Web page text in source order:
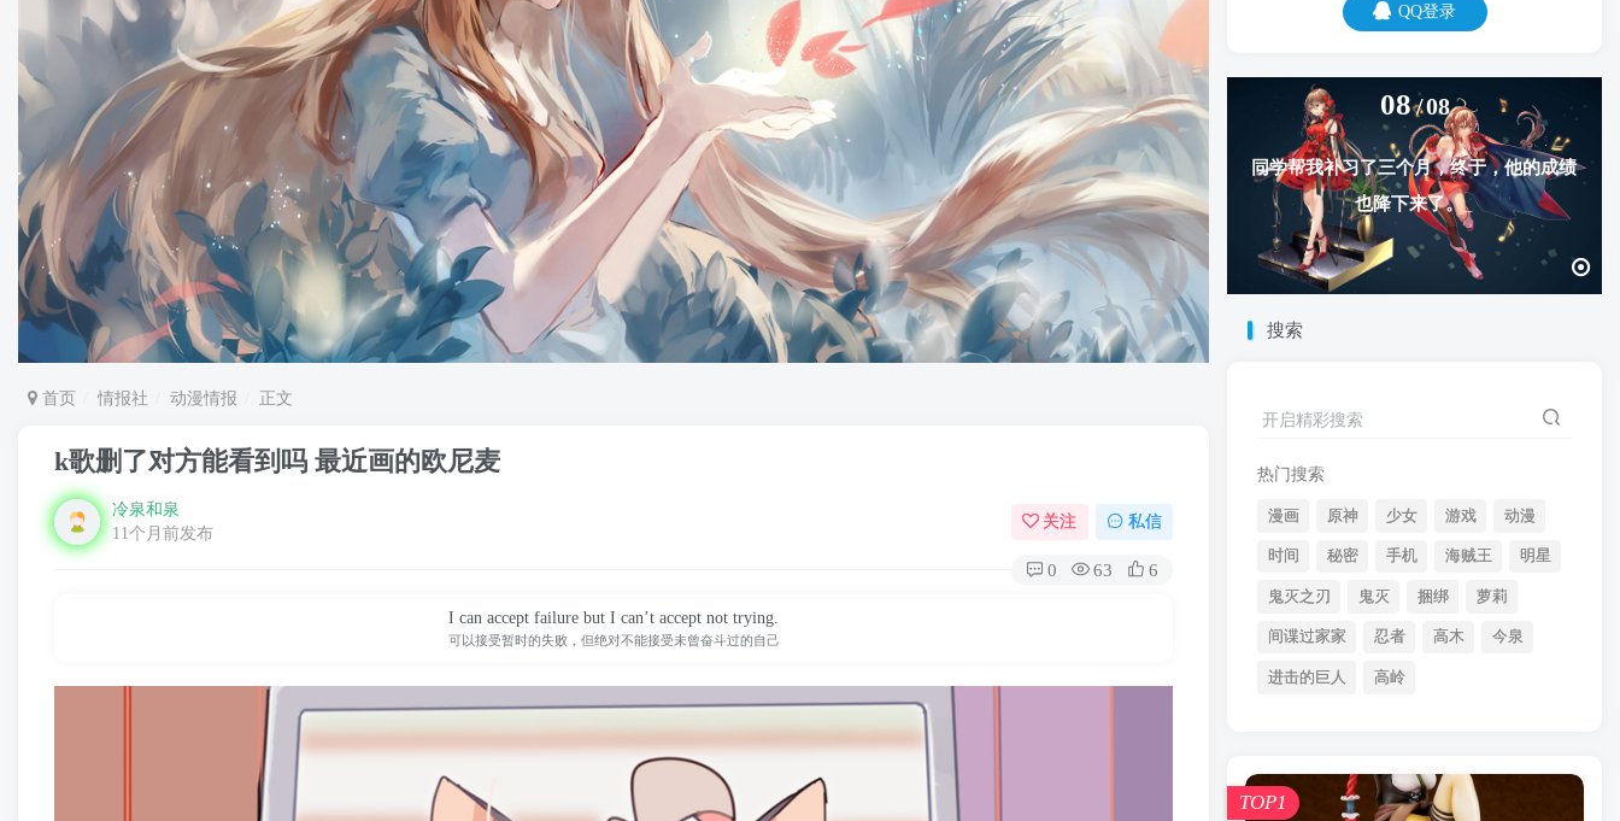
首页 情报社 动漫情报 正文
k歌删了对方能看到吗 最近画的欧尼麦
冷泉和泉
11个月前发布
关注 私信
0 63 6
I can accept failure but I can’t accept not trying.
可以接受暂时的失败，但绝对不能接受未曾奋斗过的自己
QQ登录
08 08
同学帮我补习了三个月，终于，他的成绩
也降下来了。
搜索
开启精彩搜索
热门搜索
漫画 原神 少女 游戏 动漫
时间 秘密 手机 海贼王 明星
鬼灭之刃 鬼灭 捆绑 萝莉
间谍过家家 忍者 高木 今泉
进击的巨人 高岭
TOP1